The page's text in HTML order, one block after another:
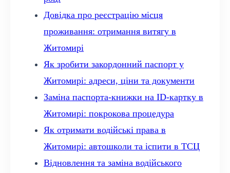
Довідка про реєстрацію місця
проживання: отримання витягу в
Житомирі
Як зробити закордонний паспорт у
Житомирі: адреси, ціни та документи
Заміна паспорта-книжки на ID-картку в
Житомирі: покрокова процедура
Як отримати водійські права в
Житомирі: автошколи та іспити в ТСЦ
Відновлення та заміна водійського